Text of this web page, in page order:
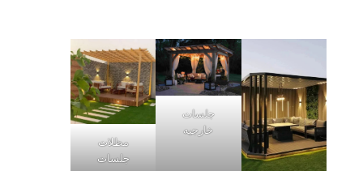
جلسات
خارجيه
مظلات
جلسات